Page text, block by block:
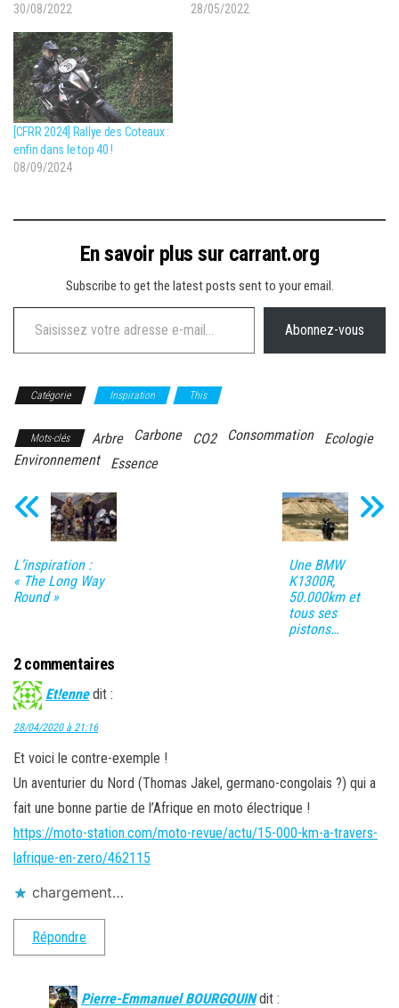
30/08/2022
28/05/2022
[CFRR 2024] Rallye des Coteaux :
enfin dans le top 40 !
08/09/2024
En savoir plus sur carrant.org
Subscribe to get the latest posts sent to your email.
Saisissez votre adresse e-mail…
Abonnez-vous
Catégorie Inspiration This
Mots-clés Arbre Carbone CO2 Consommation
Ecologie
Environnement
Essence
L’inspiration :
« The Long Way
Round »
Une BMW
K1300R,
50.000km et
tous ses
pistons…
2 commentaires
Et!enne dit :
28/04/2020 à 21:16
Et voici le contre-exemple !
Un aventurier du Nord (Thomas Jakel, germano-congolais ?) qui a
fait une bonne partie de l’Afrique en moto électrique !
https://moto-station.com/moto-revue/actu/15-000-km-a-travers-
lafrique-en-zero/462115
chargement…
Répondre
Pierre-Emmanuel BOURGOUIN dit :